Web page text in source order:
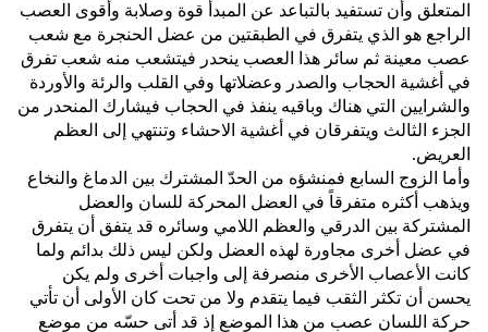
المتعلق وأن تستفيد بالتباعد عن المبدأ قوة وصلابة وأقوى العصب
الراجع هو الذي يتفرق في الطبقتين من عضل الحنجرة مع شعب
عصب معينة ثم سائر هذا العصب ينحدر فيتشعب منه شعب تفرق
في أغشية الحجاب والصدر وعضلاتها وفي القلب والرئة والأوردة
والشرايين التي هناك وباقيه ينفذ في الحجاب فيشارك المنحدر من
الجزء الثالث ويتفرقان في أغشية الاحشاء وتنتهي إلى العظم
العريض‏.‏
وأما الزوج السابع فمنشؤه من الحدّ المشترك بين الدماغ والنخاع
ويذهب أكثره متفرقاً في العضل المحركة للسان والعضل
المشتركة بين الدرقي والعظم اللامي وسائره قد يتفق أن يتفرق
في عضل أخرى مجاورة لهذه العضل ولكن ليس ذلك بدائم ولما
كانت الأعصاب الأخرى منصرفة إلى واجبات أخرى ولم يكن
يحسن أن تكثر الثقب فيما يتقدم ولا من تحت كان الأولى أن تأتي
حركة اللسان عصب من هذا الموضع إذ قد أتى حسّه من موضع